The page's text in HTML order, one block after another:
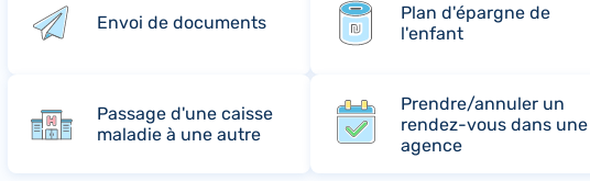
Envoi de documents
Plan d'épargne de
l'enfant
Passage d'une caisse
maladie à une autre
Prendre/annuler un
rendez-vous dans une
agence